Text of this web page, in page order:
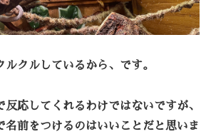
ルクルしているから、です。
反応してくれるわけではないですが、
名前をつけるのはいいことだと思いま